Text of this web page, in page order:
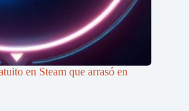
en Steam que arrasó en